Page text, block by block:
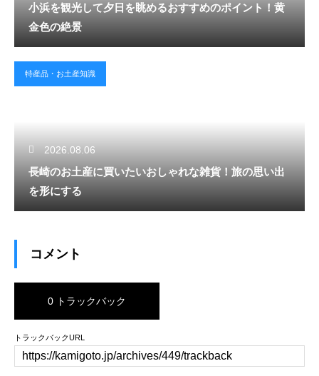
小浜を観光して夕日を眺めるおすすめのポイント！黄
金色の絶景
特産品・お土産知識
2026.08.06
長崎のお土産に買いたいおしゃれな雑貨！旅の思い出
を形にする
コメント
0 トラックバック
トラックバックURL